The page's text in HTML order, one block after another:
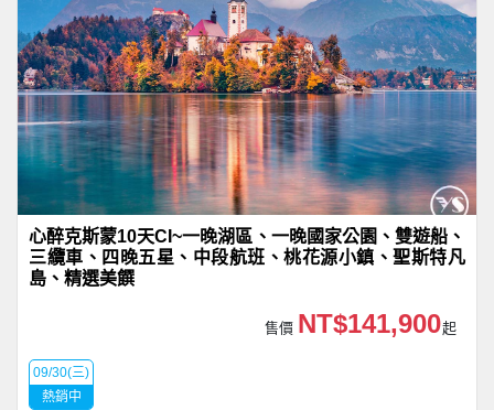
心醉克斯蒙10天CI~一晚湖區、一晚國家公園、雙遊船、
三纜車、四晚五星、中段航班、桃花源小鎮、聖斯特凡
島、精選美饌
售價 NT$141,900起
09/30(三)
熱銷中